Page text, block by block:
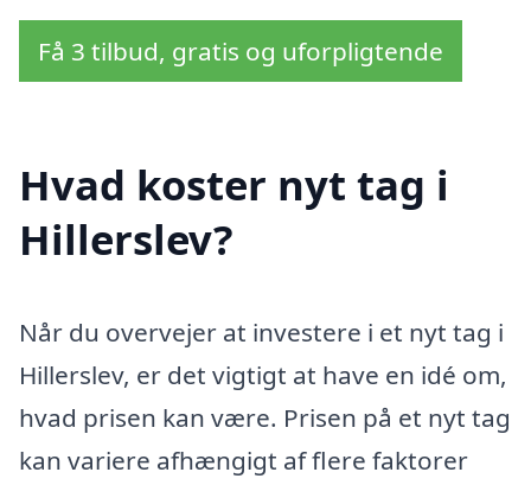
Få 3 tilbud, gratis og uforpligtende
Hvad koster nyt tag i
Hillerslev?
Når du overvejer at investere i et nyt tag i
Hillerslev, er det vigtigt at have en idé om,
hvad prisen kan være. Prisen på et nyt tag
kan variere afhængigt af flere faktorer